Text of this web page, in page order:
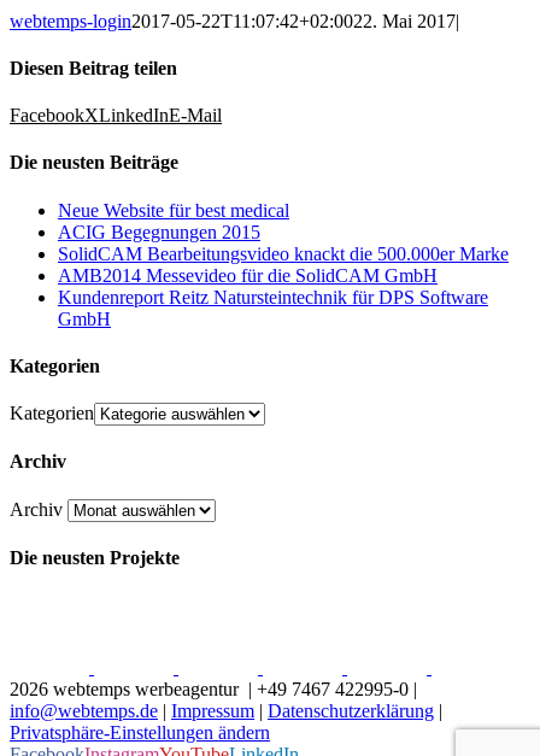
webtemps-login2017-05-22T11:07:42+02:0022. Mai 2017|
Diesen Beitrag teilen
FacebookXLinkedInE-Mail
Die neusten Beiträge
Neue Website für best medical
ACIG Begegnungen 2015
SolidCAM Bearbeitungsvideo knackt die 500.000er Marke
AMB2014 Messevideo für die SolidCAM GmbH
Kundenreport Reitz Natursteintechnik für DPS Software
GmbH
Kategorien
Kategorien
Archiv
Archiv
Die neusten Projekte
2026 webtemps werbeagentur | +49 7467 422995-0 |
info@webtemps.de | Impressum | Datenschutzerklärung |
Privatsphäre-Einstellungen ändern